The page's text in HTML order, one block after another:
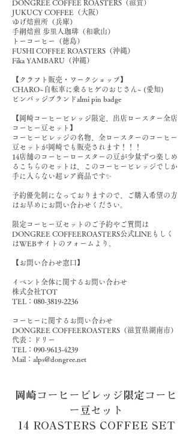
DONGREE COFFEE ROASTERS（滋賀）
JUKUCY COFFEE（大阪）
ゆげ焙煎所（兵庫）
手網焙煎 歩里人珈琲（和歌山）
トーコーヒー（徳島）
FUSHI COFFEE ROASTERS（沖縄）
Fika YAMBARU（沖縄）
【クラフト販売・ワークショップ】
CHARO~自転車に乗るヒゲのおじさん~ (愛知)
ピンバッジブランドalmi pin badge
【岡崎コーヒービレッジ限定、出店ロースター全店
コーヒー豆セット】
コーヒービレッジの名物、全ロースターのコーヒー
豆セットが岡崎でも販売されます！！！
14店舗のコーヒーロースターの豆が少量ずつ楽しめ
るこちらのセットは、このコーヒービレッジでしか
手に入らない超レア商品です✨
予約優先制になっておりますので、ご購入希望の方
はお早めにお問い合わせください。
限定コーヒー豆セットのご予約やご質問は
DONGREE COFFEEROASTERS公式LINEもしく
はWEBサイトのフォームより。
【お問い合わせ窓口】
イベント全体に関するお問い合わせ
株式会社TOT
TEL：080-3819-2236
コーヒーに関するお問い合わせ
DONGREE COFFEEROASTERS（滋賀県湖南市）
代表：ドリー
TEL：090-9613-4239
Mail：alps@dongree.net
岡崎コーヒービレッジ限定コーヒ
ー豆セット
14 ROASTERS COFFEE SET